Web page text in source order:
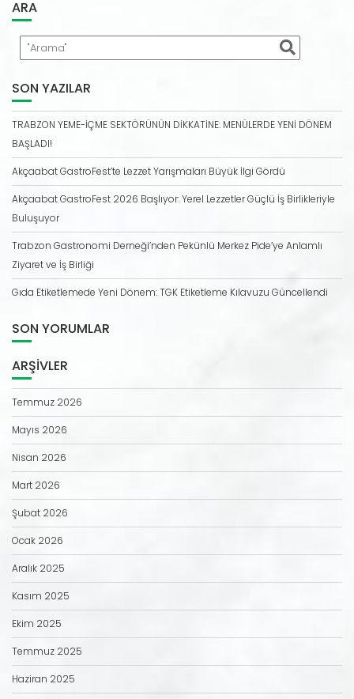
ARA
SON YAZILAR
TRABZON YEME-İÇME SEKTÖRÜNÜN DİKKATİNE: MENÜLERDE YENİ DÖNEM
BAŞLADI!
Akçaabat GastroFest’te Lezzet Yarışmaları Büyük İlgi Gördü
Akçaabat GastroFest 2026 Başlıyor: Yerel Lezzetler Güçlü İş Birlikleriyle
Buluşuyor
Trabzon Gastronomi Derneği’nden Pekünlü Merkez Pide’ye Anlamlı
Ziyaret ve İş Birliği
Gıda Etiketlemede Yeni Dönem: TGK Etiketleme Kılavuzu Güncellendi
SON YORUMLAR
ARŞIVLER
Temmuz 2026
Mayıs 2026
Nisan 2026
Mart 2026
Şubat 2026
Ocak 2026
Aralık 2025
Kasım 2025
Ekim 2025
Temmuz 2025
Haziran 2025